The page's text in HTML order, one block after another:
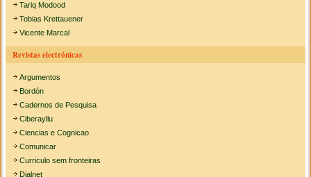
Tariq Modood
Tobias Krettauener
Vicente Marcal
Revistas electrónicas
Argumentos
Bordón
Cadernos de Pesquisa
Ciberayllu
Ciencias e Cognicao
Comunicar
Curriculo sem fronteiras
Dialnet